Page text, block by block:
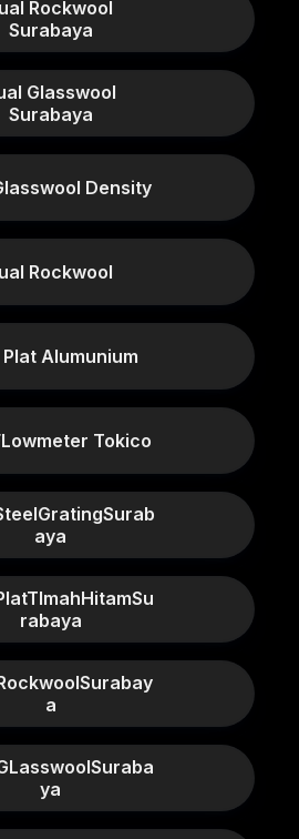
Rockwool
Surabaya
Glasswool
Surabaya
Density
Rockwool
Alumunium
Tokico
aya
rabaya
a
ya